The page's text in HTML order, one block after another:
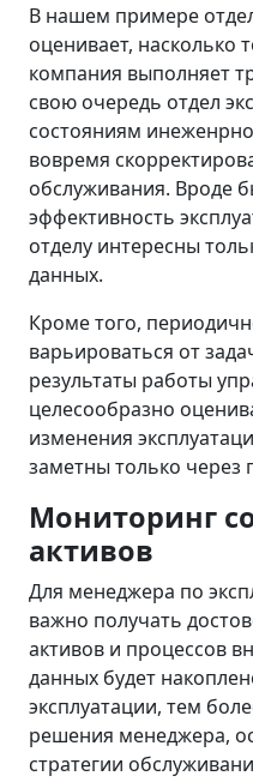
В нашем примере
оценивает, насколько
компания выполняет
свою очередь отдел
состояниям
вовремя
обслуживания. Вроде
эффективность
отделу интересны
данных.
Кроме того,
варьироваться от
результаты работы
целесообразно
изменения
заметны только через
Мониторинг
активов
Для менеджера по
важно получать
активов и процессов
данных будет
эксплуатации, тем
решения менеджера,
стратегии